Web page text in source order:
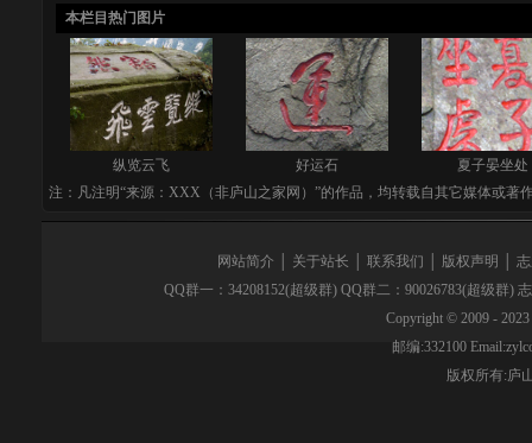
本栏目热门图片
纵览云飞 好运石
夏子晏坐处
注：凡注明“来源：XXX（非庐山之家网）”的作品，均转载自其它媒体或
网站简介 关于站长 联系我们 版权声明
QQ群一：34208152(超级群) QQ群二：90026783(超级群)
Copyright © 2009 - 2023
邮编:332100
版权所有:庐